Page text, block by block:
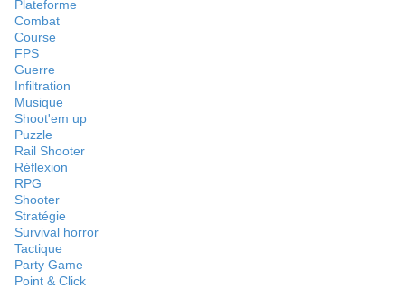
Plateforme
Combat
Course
FPS
Guerre
Infiltration
Musique
Shoot'em up
Puzzle
Rail Shooter
Réflexion
RPG
Shooter
Stratégie
Survival horror
Tactique
Party Game
Point & Click